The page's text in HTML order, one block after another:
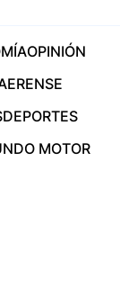
OPINIÓN
DEPORTES
MOTOR